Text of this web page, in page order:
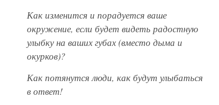
Как изменится и порадуется ваше
окружение, если будет видеть радостную
улыбку на ваших губах (вместо дыма и
окурков)?
Как потянутся люди, как будут улыбаться
в ответ!